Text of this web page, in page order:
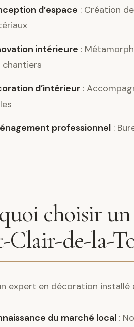
d’espace : Création
intérieure :
chantiers
d’intérieur :
professionnel :
choisir
Clair-de-la-
expert en décoration
du marché local :